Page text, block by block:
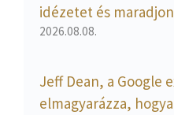
idézetet és
2026.08.08.
Jeff Dean, a Google
elmagyarázza,